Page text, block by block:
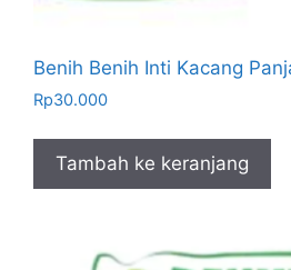
Benih Benih Inti Kacang
Rp30.000
Tambah ke keranjang